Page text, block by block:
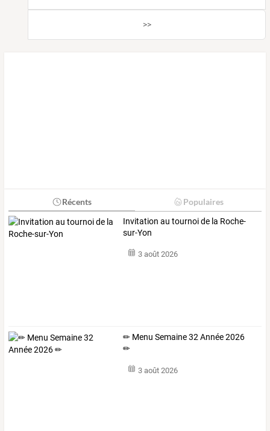
>>
Récents Populaires
Invitation au tournoi de la Roche-
sur-Yon
3 août 2026
✏ Menu Semaine 32 Année 2026
✏
3 août 2026